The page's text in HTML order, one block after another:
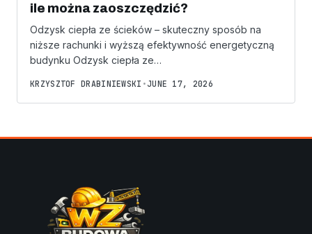
ile można zaoszczędzić?
Odzysk ciepła ze ścieków – skuteczny sposób na
niższe rachunki i wyższą efektywność energetyczną
budynku Odzysk ciepła ze…
KRZYSZTOF DRABINIEWSKI • JUNE 17, 2026